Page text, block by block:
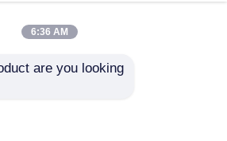
6:36 AM
are you looking